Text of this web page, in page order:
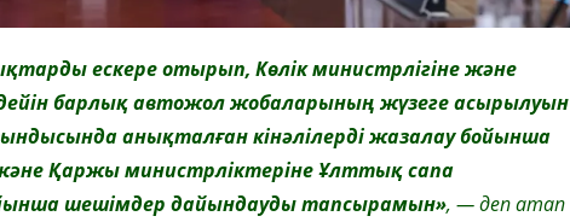
ескере отырып, Көлік министрлігіне және
барлық автожол жобаларының жүзеге асырылуын
анықталған кінәлілерді жазалау бойынша
және Қаржы министрліктеріне Ұлттық сапа
шешімдер дайындауды тапсырамын», — деп атап